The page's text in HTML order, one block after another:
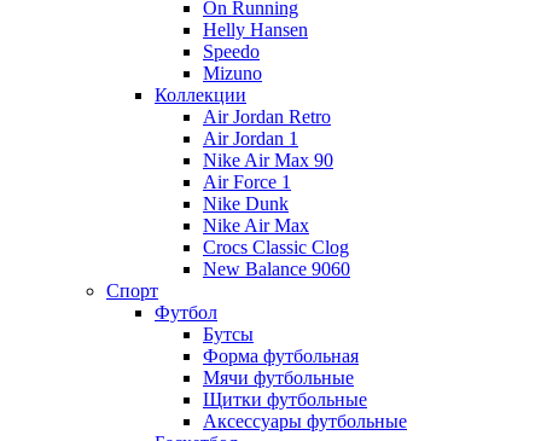
On Running
Helly Hansen
Speedo
Mizuno
Коллекции
Air Jordan Retro
Air Jordan 1
Nike Air Max 90
Air Force 1
Nike Dunk
Nike Air Max
Crocs Classic Clog
New Balance 9060
Спорт
Футбол
Бутсы
Форма футбольная
Мячи футбольные
Щитки футбольные
Аксессуары футбольные